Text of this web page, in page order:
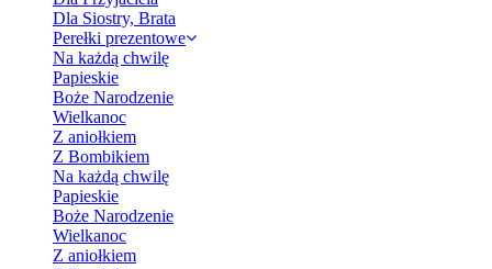
Dla Siostry, Brata
Perełki prezentowe
Na każdą chwilę
Papieskie
Boże Narodzenie
Wielkanoc
Z aniołkiem
Z Bombikiem
Na każdą chwilę
Papieskie
Boże Narodzenie
Wielkanoc
Z aniołkiem